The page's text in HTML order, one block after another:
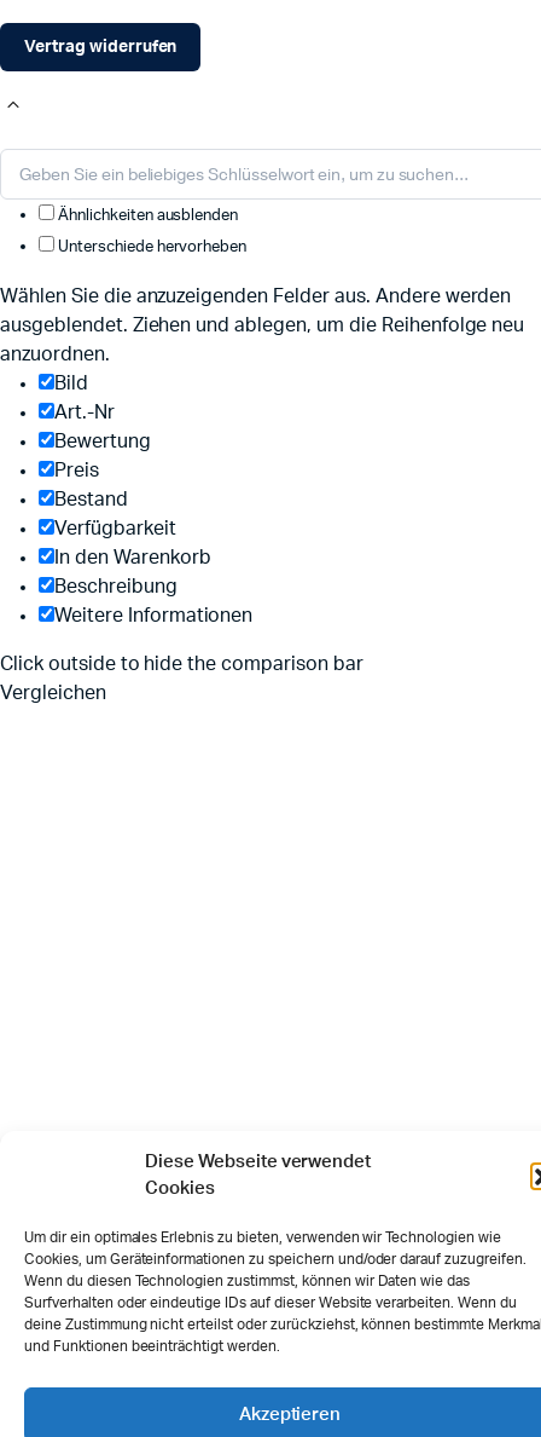
Diese Webseite verwendet
Cookies
Um dir ein optimales Erlebnis zu bieten, verwenden wir Technologien wie
Cookies, um Geräteinformationen zu speichern und/oder darauf zuzugreifen.
Wenn du diesen Technologien zustimmst, können wir Daten wie das
Surfverhalten oder eindeutige IDs auf dieser Website verarbeiten. Wenn du
deine Zustimmung nicht erteilst oder zurückziehst, können bestimmte
und Funktionen beeinträchtigt werden.
Akzeptieren
Vertrag widerrufen
Ähnlichkeiten ausblenden
Unterschiede hervorheben
Wählen Sie die anzuzeigenden Felder aus. Andere werden
ausgeblendet. Ziehen und ablegen, um die Reihenfolge neu
anzuordnen.
Bild
Art.-Nr
Bewertung
Preis
Bestand
Verfügbarkeit
In den Warenkorb
Beschreibung
Weitere Informationen
Click outside to hide the comparison bar
Vergleichen